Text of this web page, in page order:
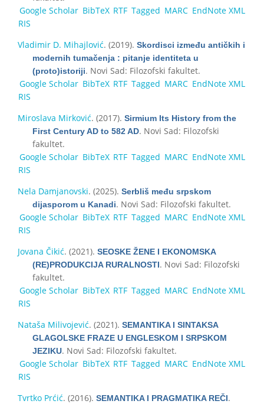
Google Scholar BibTeX RTF Tagged MARC EndNote XML
RIS
Vladimir D. Mihajlović. (2019). Skordisci između antičkih i
modernih tumačenja : pitanje identiteta u
(proto)istoriji. Novi Sad: Filozofski fakultet.
Google Scholar BibTeX RTF Tagged MARC EndNote XML
RIS
Miroslava Mirković. (2017). Sirmium Its History from the
First Century AD to 582 AD. Novi Sad: Filozofski
fakultet.
Google Scholar BibTeX RTF Tagged MARC EndNote XML
RIS
Nela Damjanovski. (2025). Serbliš među srpskom
dijasporom u Kanadi. Novi Sad: Filozofski fakultet.
Google Scholar BibTeX RTF Tagged MARC EndNote XML
RIS
Jovana Čikić. (2021). SEOSKE ŽENE I EKONOMSKA
(RE)PRODUKCIJA RURALNOSTI. Novi Sad: Filozofski
fakultet.
Google Scholar BibTeX RTF Tagged MARC EndNote XML
RIS
Nataša Milivojević. (2021). SEMANTIKA I SINTAKSA
GLAGOLSKE FRAZE U ENGLESKOM I SRPSKOM
JEZIKU. Novi Sad: Filozofski fakultet.
Google Scholar BibTeX RTF Tagged MARC EndNote XML
RIS
Tvrtko Prćić. (2016). SEMANTIKA I PRAGMATIKA REČI.